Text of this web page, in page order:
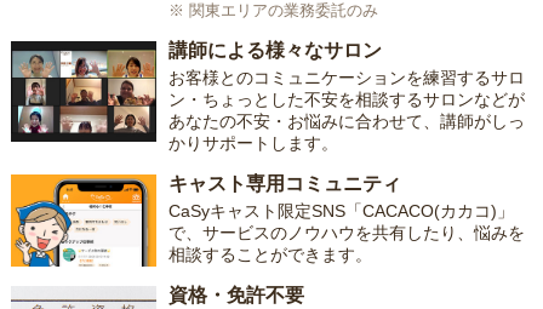
※ 関東エリアの業務委託のみ
講師による様々なサロン
お客様とのコミュニケーションを練習するサロ
ン・ちょっとした不安を相談するサロンなどが
あなたの不安・お悩みに合わせて、講師がしっ
かりサポートします。
キャスト専用コミュニティ
CaSyキャスト限定SNS「CACACO(カカコ)」
で、サービスのノウハウを共有したり、悩みを
相談することができます。
資格・免許不要